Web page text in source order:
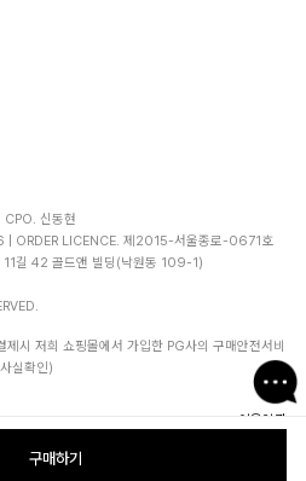
구매하기
CPO. 신동현
ORDER LICENCE. 제2015-서울종로-0671호
11길 42 골드앤 빌딩(낙원동 109-1)
시 저희 쇼핑몰에서 가입한 PG사의 구매안전서비
실확인)
이용약관